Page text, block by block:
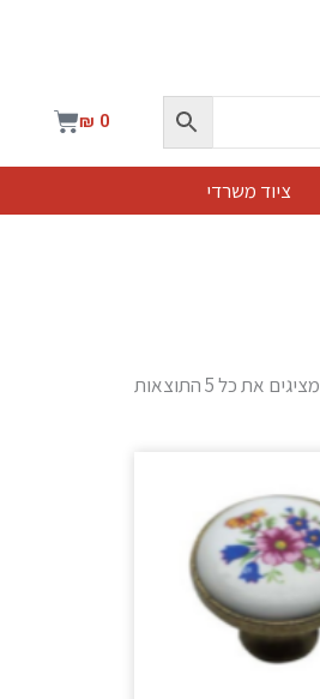
₪ 0
עגלת
ציוד משרדי
מציגים את כל ⁦5⁩ התוצאות